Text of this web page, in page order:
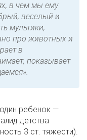
в чем мы ему
веселый и
мультики,
про животных и
в
показывает
ребенок —
детства
3 ст. тяжести).